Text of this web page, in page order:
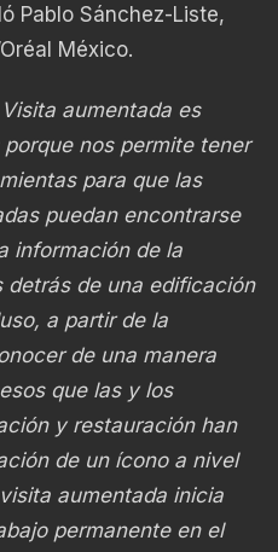
Pablo Sánchez-Liste,
México.
aumentada es
nos permite tener
para que las
puedan encontrarse
información de la
de una edificación
a partir de la
de una manera
que las y los
y restauración han
de un ícono a nivel
aumentada inicia
permanente en el